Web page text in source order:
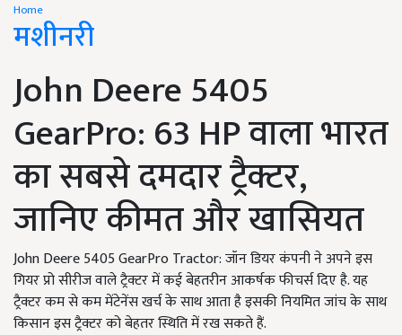
Home
मशीनरी
John Deere 5405
GearPro: 63 HP वाला भारत
का सबसे दमदार ट्रैक्टर,
जानिए कीमत और खासियत
John Deere 5405 GearPro Tractor: जॉन डियर कंपनी ने अपने इस
गियर प्रो सीरीज वाले ट्रैक्टर में कई बेहतरीन आकर्षक फीचर्स दिए है. यह
ट्रैक्टर कम से कम मेंटेनेंस खर्च के साथ आता है इसकी नियमित जांच के साथ
किसान इस ट्रैक्टर को बेहतर स्थिति में रख सकते हैं.